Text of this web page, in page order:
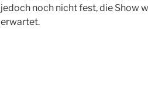
jedoch noch nicht fest, die Show
erwartet.